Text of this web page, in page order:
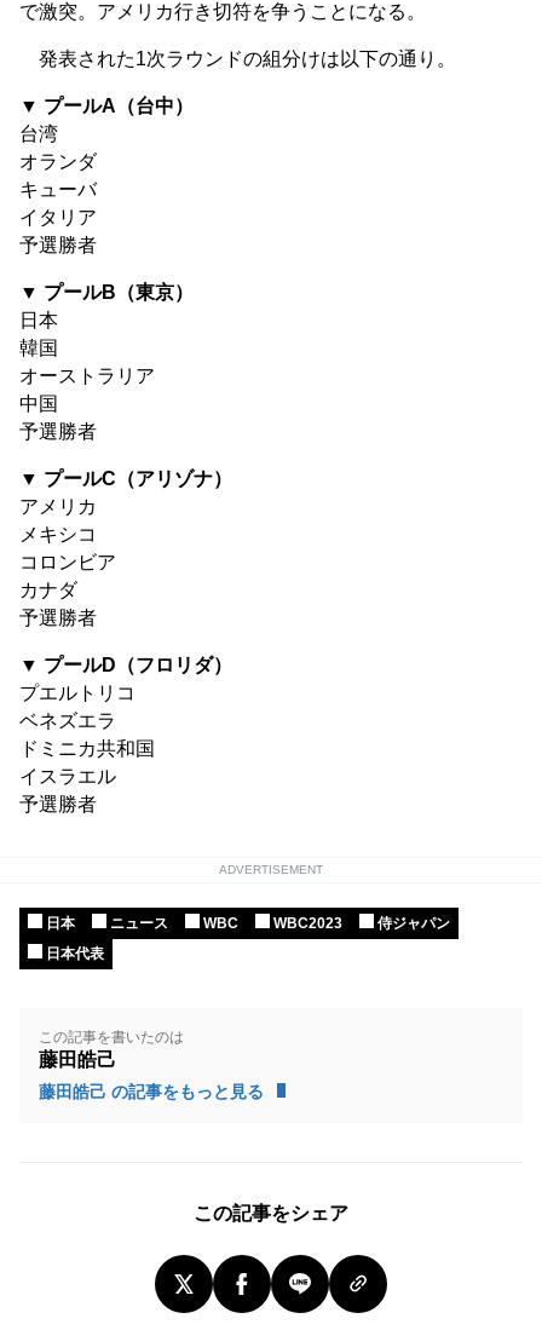
で激突。アメリカ行き切符を争うことになる。
発表された1次ラウンドの組分けは以下の通り。
▼ プールA（台中）
台湾
オランダ
キューバ
イタリア
予選勝者
▼ プールB（東京）
日本
韓国
オーストラリア
中国
予選勝者
▼ プールC（アリゾナ）
アメリカ
メキシコ
コロンビア
カナダ
予選勝者
▼ プールD（フロリダ）
プエルトリコ
ベネズエラ
ドミニカ共和国
イスラエル
予選勝者
ADVERTISEMENT
日本 ニュース WBC WBC2023
侍ジャパン
日本代表
この記事を書いたのは
藤田皓己
藤田皓己 の記事をもっと見る
この記事をシェア